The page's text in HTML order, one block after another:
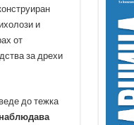
и
от
за дрехи
до тежка